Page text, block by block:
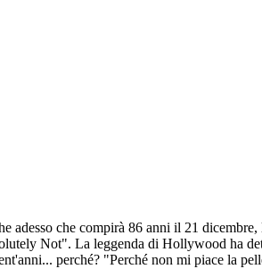
che compirà 86 anni il 21
Not". La leggenda di Hollywood ha
perché? "Perché non mi piace la